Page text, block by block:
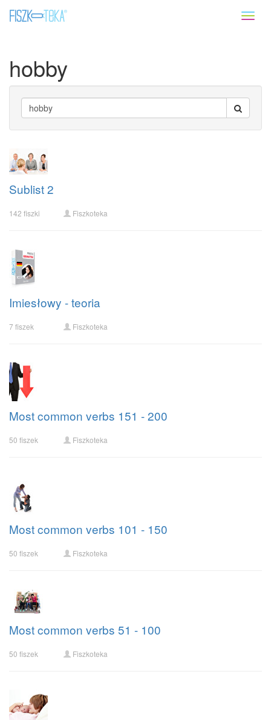
hobby
Sublist 2
142 fiszki Fiszkoteka
Imiesłowy - teoria
7 fiszek Fiszkoteka
Most common verbs 151 - 200
50 fiszek Fiszkoteka
Most common verbs 101 - 150
50 fiszek Fiszkoteka
Most common verbs 51 - 100
50 fiszek Fiszkoteka